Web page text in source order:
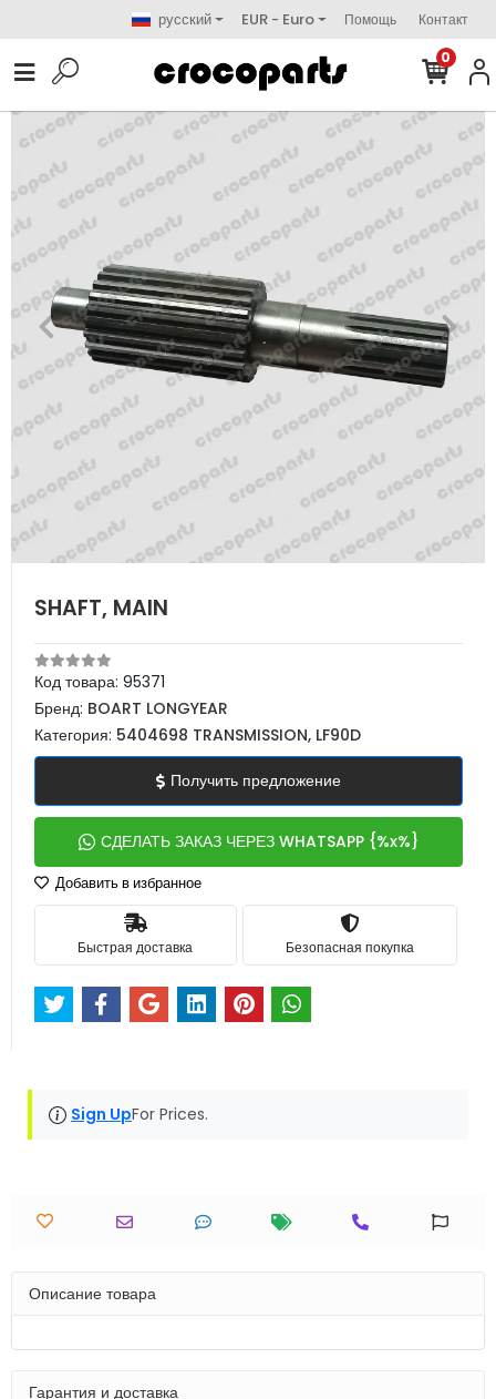
русский EUR - Euro Помощь Контакт
0
SHAFT, MAIN
Код товара: 95371
Бренд: BOART LONGYEAR
Категория: 5404698 TRANSMISSION, LF90D
Получить предложение
СДЕЛАТЬ ЗАКАЗ ЧЕРЕЗ WHATSAPP {%x%}
Добавить в избранное
Быстрая доставка Безопасная покупка
Sign UpFor Prices.
Описание товара
Гарантия и доставка